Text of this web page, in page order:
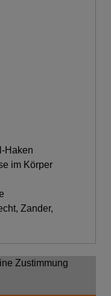
Haken
im Körper
Zander,
Zustimmung